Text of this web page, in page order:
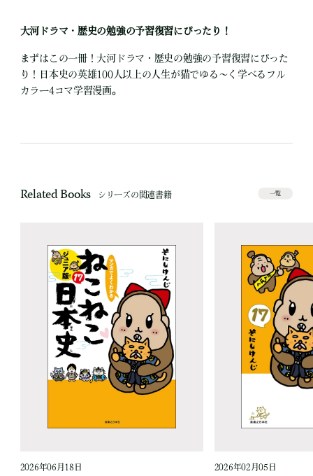
大河ドラマ・歴史の勉強の予習復習にぴったり！
まずはこの一冊！大河ドラマ・歴史の勉強の予習復習にぴった
り！日本史の英雄100人以上の人生が猫でゆる～く学べるフル
カラー4コマ学習漫画。
Related Books シリーズの関連書籍 一覧
2026年06月18日 2026年02月05日